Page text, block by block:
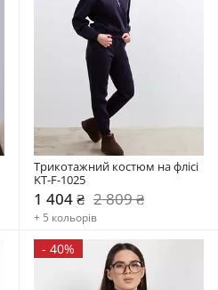
Трикотажний костюм на флісі
KT-F-1025
1 404 ₴ 2 809 ₴
+ 5 кольорів
- 40%